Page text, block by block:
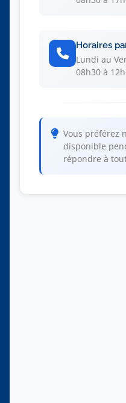
Horaires
Lundi au
08h30 à
Vous préférez
disponible
répondre à